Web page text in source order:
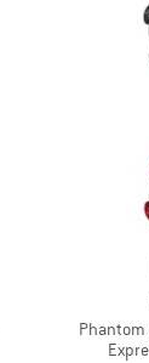
Phantom